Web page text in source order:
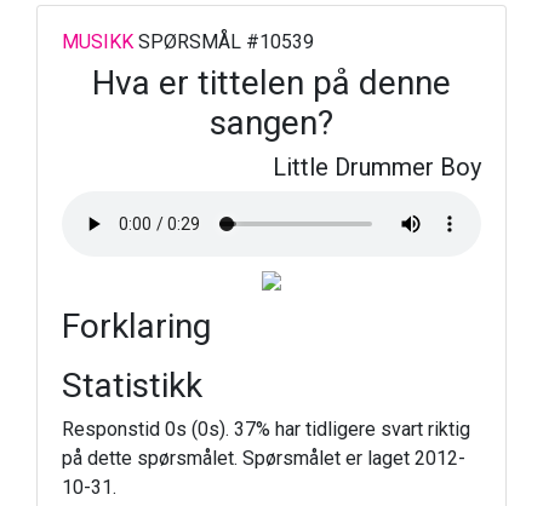
MUSIKK SPØRSMÅL #10539
Hva er tittelen på denne
sangen?
Little Drummer Boy
Forklaring
Statistikk
Responstid 0s (0s). 37% har tidligere svart riktig
på dette spørsmålet. Spørsmålet er laget 2012-
10-31.